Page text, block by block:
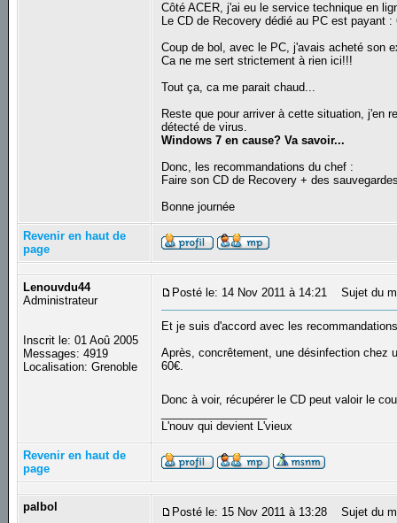
Côté ACER, j'ai eu le service technique en
Le CD de Recovery dédié au PC est payant :
Coup de bol, avec le PC, j'avais acheté son
Ca ne me sert strictement à rien ici!!!
Tout ça, ca me parait chaud...
Reste que pour arriver à cette situation, j'en
détecté de virus.
Windows 7 en cause? Va savoir...
Donc, les recommandations du chef :
Faire son CD de Recovery + des
Bonne journée
Revenir en haut de
page
Lenouvdu44
Administrateur
Inscrit le: 01 Aoû 2005
Messages: 4919
Localisation: Grenoble
Posté le: 14 Nov 2011 à 14:21 Sujet du
Et je suis d'accord avec les
Après, concrêtement, une désinfection chez
60€.
Donc à voir, récupérer le CD peut valoir le
L'nouv qui devient L'vieux
Revenir en haut de
page
palbol Posté le: 15 Nov 2011 à 13:28 Sujet du